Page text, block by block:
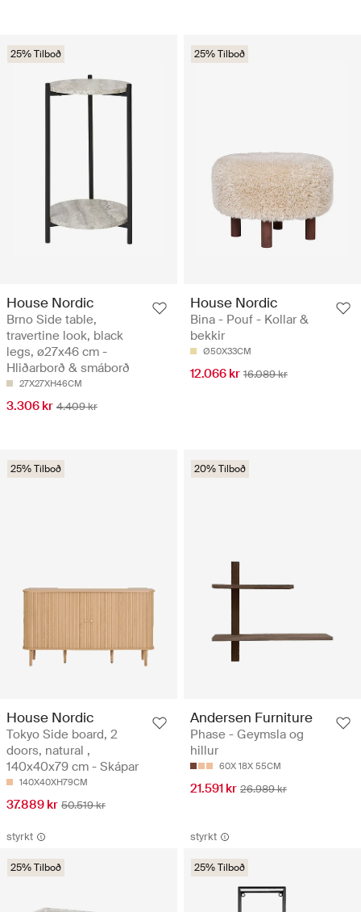
25% Tilboð
House Nordic
Brno Side table,
travertine look, black
legs, ø27x46 cm -
Hliðarborð & smáborð
27X27XH46CM
3.306 kr 4.409 kr
25% Tilboð
House Nordic
Bina - Pouf - Kollar &
bekkir
Ø50X33CM
12.066 kr 16.089 kr
25% Tilboð
House Nordic
Tokyo Side board, 2
doors, natural ,
140x40x79 cm - Skápar
140X40XH79CM
37.889 kr 50.519 kr
20% Tilboð
Andersen Furniture
Phase - Geymsla og
hillur
60X 18X 55CM
21.591 kr 26.989 kr
styrkt
25% Tilboð
styrkt
25% Tilboð